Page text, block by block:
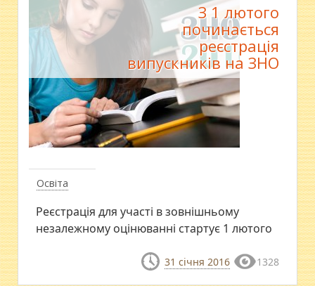
Освіта
З 1 лютого
починається
реєстрація
випускників на ЗНО
Реєстрація для участі в зовнішньому
незалежному оцінюванні стартує 1 лютого
31 січня 2016 1328